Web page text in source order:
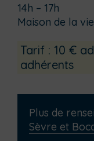
14h – 17h
Maison de la
Tarif : 10 €
adhérents
Plus de
Sèvre et